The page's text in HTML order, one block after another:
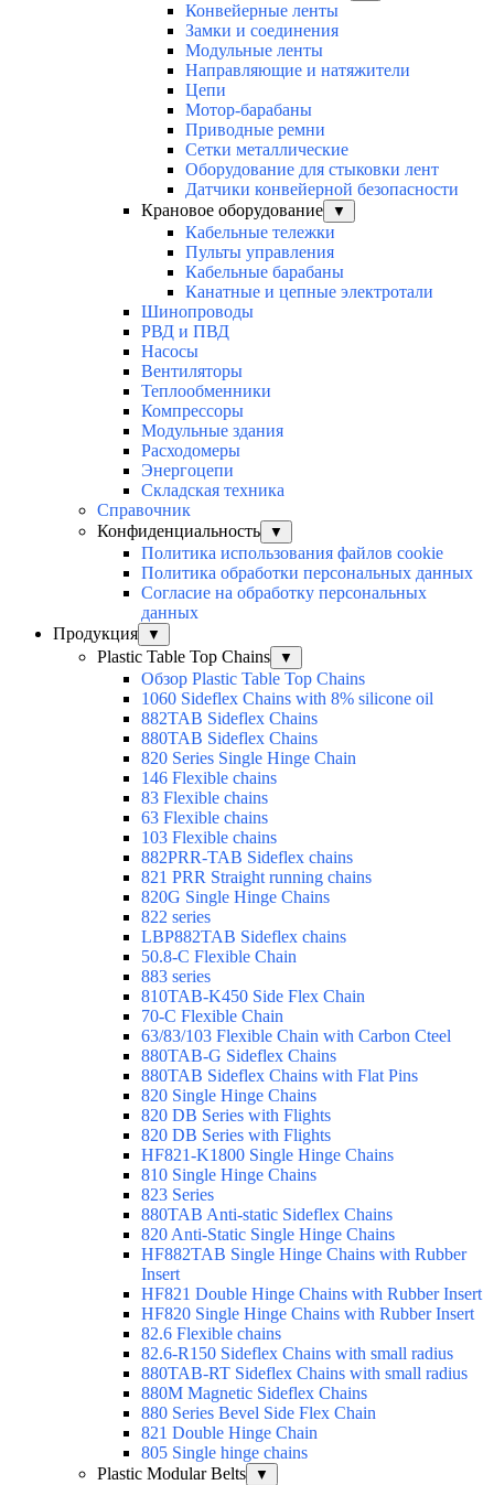
Конвейерные ленты
Замки и соединения
Модульные ленты
Направляющие и натяжители
Цепи
Мотор-барабаны
Приводные ремни
Сетки металлические
Оборудование для стыковки лент
Датчики конвейерной безопасности
Крановое оборудование
▼
Кабельные тележки
Пульты управления
Кабельные барабаны
Канатные и цепные электротали
Шинопроводы
РВД и ПВД
Насосы
Вентиляторы
Теплообменники
Компрессоры
Модульные здания
Расходомеры
Энергоцепи
Складская техника
Справочник
Конфиденциальность
▼
Политика использования файлов cookie
Политика обработки персональных данных
Согласие на обработку персональных
данных
Продукция
▼
Plastic Table Top Chains ▼
Обзор Plastic Table Top Chains
1060 Sideflex Chains with 8% silicone oil
882TAB Sideflex Chains
880TAB Sideflex Chains
820 Series Single Hinge Chain
146 Flexible chains
83 Flexible chains
63 Flexible chains
103 Flexible chains
882PRR-TAB Sideflex chains
821 PRR Straight running chains
820G Single Hinge Chains
822 series
LBP882TAB Sideflex chains
50.8-C Flexible Chain
883 series
810TAB-K450 Side Flex Chain
70-C Flexible Chain
63/83/103 Flexible Chain with Carbon Cteel
880TAB-G Sideflex Chains
880TAB Sideflex Chains with Flat Pins
820 Single Hinge Chains
820 DB Series with Flights
820 DB Series with Flights
HF821-K1800 Single Hinge Chains
810 Single Hinge Chains
823 Series
880TAB Anti-static Sideflex Chains
820 Anti-Static Single Hinge Chains
HF882TAB Single Hinge Chains with Rubber
Insert
HF821 Double Hinge Chains with Rubber Insert
HF820 Single Hinge Chains with Rubber Insert
82.6 Flexible chains
82.6-R150 Sideflex Chains with small radius
880TAB-RT Sideflex Chains with small radius
880M Magnetic Sideflex Chains
880 Series Bevel Side Flex Chain
821 Double Hinge Chain
805 Single hinge chains
Plastic Modular Belts
▼